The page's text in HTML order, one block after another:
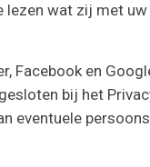
lezen wat zij met
Facebook en
bij het
eventuele